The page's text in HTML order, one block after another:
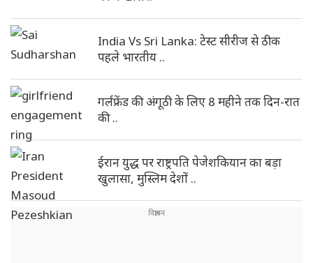
India Vs Sri Lanka: टेस्ट सीरीज से ठीक
पहले भारतीय ..
गर्लफ्रेंड की अंगूठी के लिए 8 महीने तक दिन-रात
की ..
ईरान युद्ध पर राष्ट्रपति पेजेशकियान का बड़ा
खुलासा, मुस्लिम देशों ..